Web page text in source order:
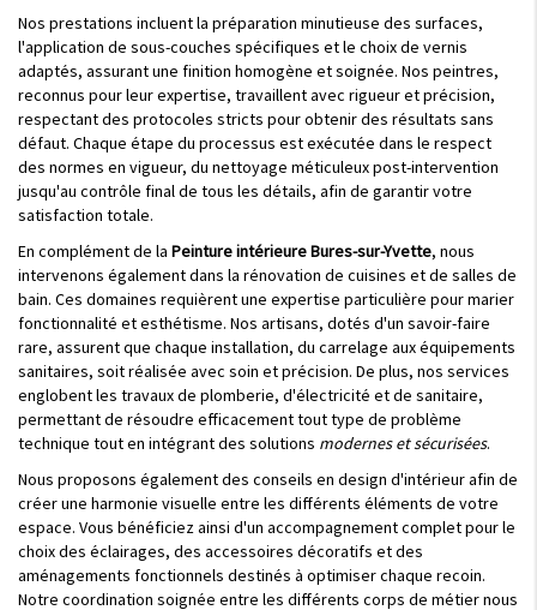
Nos prestations incluent la préparation minutieuse des surfaces,
l'application de sous-couches spécifiques et le choix de vernis
adaptés, assurant une finition homogène et soignée. Nos peintres,
reconnus pour leur expertise, travaillent avec rigueur et précision,
respectant des protocoles stricts pour obtenir des résultats sans
défaut. Chaque étape du processus est exécutée dans le respect
des normes en vigueur, du nettoyage méticuleux post-intervention
jusqu'au contrôle final de tous les détails, afin de garantir votre
satisfaction totale.
En complément de la Peinture intérieure Bures-sur-Yvette, nous
intervenons également dans la rénovation de cuisines et de salles de
bain. Ces domaines requièrent une expertise particulière pour marier
fonctionnalité et esthétisme. Nos artisans, dotés d'un savoir-faire
rare, assurent que chaque installation, du carrelage aux équipements
sanitaires, soit réalisée avec soin et précision. De plus, nos services
englobent les travaux de plomberie, d'électricité et de sanitaire,
permettant de résoudre efficacement tout type de problème
technique tout en intégrant des solutions modernes et sécurisées.
Nous proposons également des conseils en design d'intérieur afin de
créer une harmonie visuelle entre les différents éléments de votre
espace. Vous bénéficiez ainsi d'un accompagnement complet pour le
choix des éclairages, des accessoires décoratifs et des
aménagements fonctionnels destinés à optimiser chaque recoin.
Notre coordination soignée entre les différents corps de métier nous